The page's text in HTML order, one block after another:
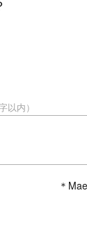
以内）
＊